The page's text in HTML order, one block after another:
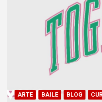
ARTE BAILE BLOG